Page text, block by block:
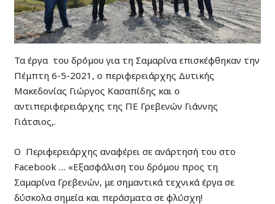
Τα έργα του δρόμου για τη Σαμαρίνα επισκέφθηκαν την
Πέμπτη 6-5-2021, ο περιφερειάρχης Δυτικής
Μακεδονίας Γιώργος Κασαπίδης και ο
αντιπεριφερειάρχης της ΠΕ Γρεβενών Γιάννης
Γιάτσιος,.
Ο Περιφερειάρχης αναφέρει σε ανάρτησή του στο
Facebook … «Εξασφάλιση του δρόμου προς τη
Σαμαρίνα Γρεβενών, με σημαντικά τεχνικά έργα σε
δύσκολα σημεία και περάσματα σε φλύσχη!